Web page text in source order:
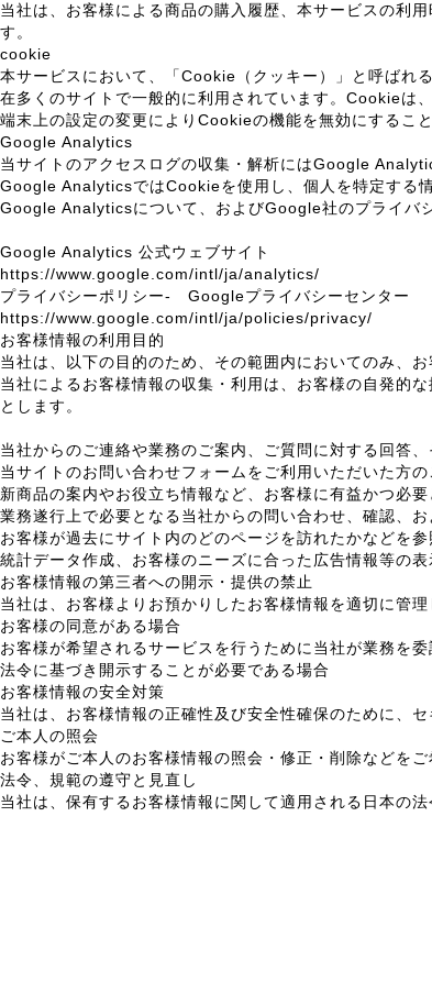
当社は、お客様による商品の購入履歴、本サービスの利
す。
cookie
本サービスにおいて、「Cookie（クッキー）」と呼ばれ
在多くのサイトで一般的に利用されています。Cookieは
端末上の設定の変更によりCookieの機能を無効にするこ
Google Analytics
当サイトのアクセスログの収集・解析にはGoogle
Google AnalyticsではCookieを使用し、個人を特定する
Google Analyticsについて、およびGoogle社のプライバ
Google Analytics 公式ウェブサイト
https://www.google.com/intl/ja/analytics/
プライバシーポリシー- Googleプライバシーセンター
https://www.google.com/intl/ja/policies/privacy/
お客様情報の利用目的
当社は、以下の目的のため、その範囲内においてのみ、
当社によるお客様情報の収集・利用は、お客様の自発的
とします。
当社からのご連絡や業務のご案内、ご質問に対する回答
当サイトのお問い合わせフォームをご利用いただいた方
新商品の案内やお役立ち情報など、お客様に有益かつ必
業務遂行上で必要となる当社からの問い合わせ、確認、
お客様が過去にサイト内のどのページを訪れたかなどを
統計データ作成、お客様のニーズに合った広告情報等の
お客様情報の第三者への開示・提供の禁止
当社は、お客様よりお預かりしたお客様情報を適切に管
お客様の同意がある場合
お客様が希望されるサービスを行うために当社が業務を
法令に基づき開示することが必要である場合
お客様情報の安全対策
当社は、お客様情報の正確性及び安全性確保のために、
ご本人の照会
お客様がご本人のお客様情報の照会・修正・削除などを
法令、規範の遵守と見直し
当社は、保有するお客様情報に関して適用される日本の